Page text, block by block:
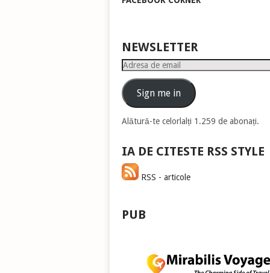
NEWSLETTER
Adresa
emailSign me in
Alătură-te celorlalți 1.259 de abonați.
IA DE CITESTE RSS STYLE
RSS - articole
PUB